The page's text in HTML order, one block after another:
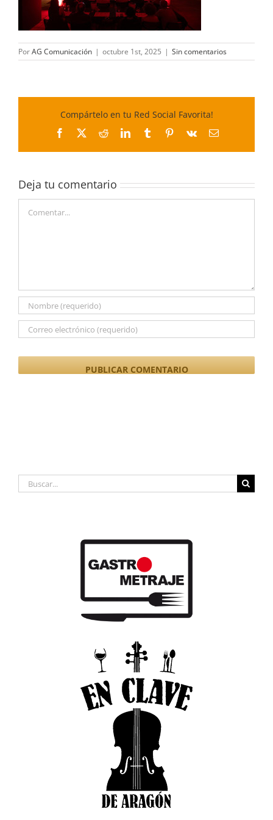
PorAG Comunicación | octubre 1st, 2025 | Sin comentarios
Compártelo en tu Red Social Favorita!
Facebook
X RedditLinkedInTumblrPinterest
Vk
Correo
Deja tu comentario
Buscar: